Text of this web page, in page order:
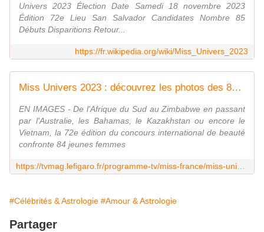
Univers 2023 Élection Date Samedi 18 novembre 2023
Édition 72e Lieu San Salvador Candidates Nombre 85
Débuts Disparitions Retour...
https://fr.wikipedia.org/wiki/Miss_Univers_2023
Miss Univers 2023 : découvrez les photos des 83 concurrentes de Diane Leyre
EN IMAGES - De l'Afrique du Sud au Zimbabwe en passant
par l'Australie, les Bahamas, le Kazakhstan ou encore le
Vietnam, la 72e édition du concours international de beauté
confronte 84 jeunes femmes
#Célébrités & Astrologie #Amour & Astrologie
Partager